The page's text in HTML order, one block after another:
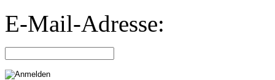
E-Mail-Adresse: